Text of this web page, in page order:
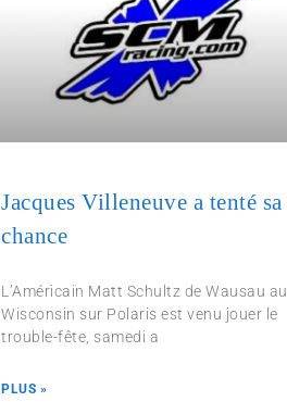
Jacques Villeneuve a tenté sa
chance
L’Américain Matt Schultz de Wausau au
Wisconsin sur Polaris est venu jouer le
trouble-fête, samedi a
PLUS »